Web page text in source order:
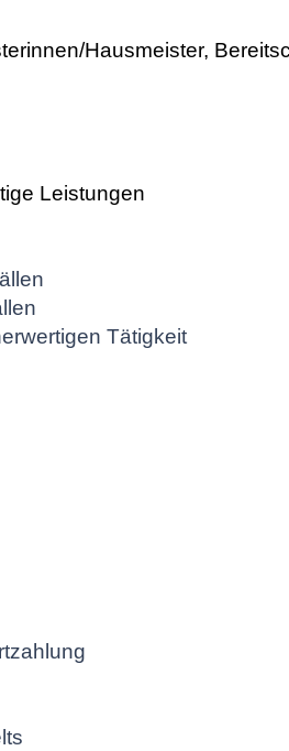
Hausmeister,
Leistungen
Tätigkeit